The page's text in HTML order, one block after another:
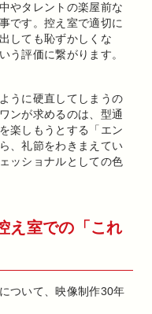
やタレントの楽屋前な
です。控え室で適切に
しても恥ずかしくな
う評価に繋がります。
うに硬直してしまうの
ンが求めるのは、型通
楽しもうとする「エン
、礼節をわきまえてい
ッショナルとしての色
え室での「これ
ついて、映像制作30年